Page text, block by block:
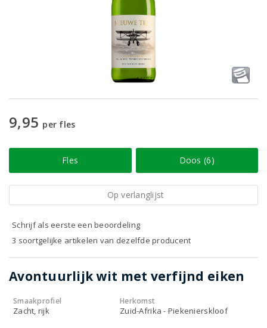
9,95 per fles
Fles Doos (6)
Op verlanglijst
Schrijf als eerste een beoordeling
3 soortgelijke artikelen van dezelfde producent
Avontuurlijk wit met verfijnd eiken
Smaakprofiel
Zacht, rijk
Herkomst
Zuid-Afrika - Piekenierskloof